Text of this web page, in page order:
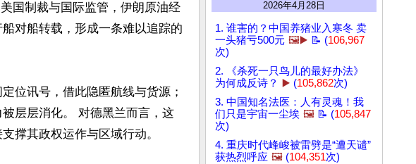
国制裁与国际监管，伊朗原油经
对船转载，形成一条难以追踪的
位讯号，借此隐匿航线与货源；
层层消化。 对德黑兰而言，这
撑其政权运作与区域行动。
2026年4月28日
1. 谁害的？中国养猪业入寒冬 卖
一头猪亏500元 🖼️▶️ 📝 (106,967
次)
2. 《杀死一只鸟儿的最好办法》
为何成反诗？
▶️ (105,862次)
3. 中国知名法医：人有灵魂！我
们只是宇宙一尘埃 🖼️ 📝 (105,847
次)
4. 重庆时代峰峻被雷劈是“遭天谴”
获热烈呼应 🖼️ (104,351次)